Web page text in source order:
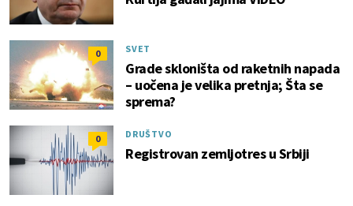
0 SVET
Grade skloništa od raketnih napada
– uočena je velika pretnja; Šta se
sprema?
0 DRUŠTVO
Registrovan zemljotres u Srbiji